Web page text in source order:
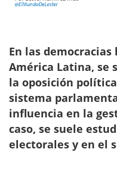
En las
América Latina, se
la oposición
sistema
influencia en la
caso, se suele
electorales y en el